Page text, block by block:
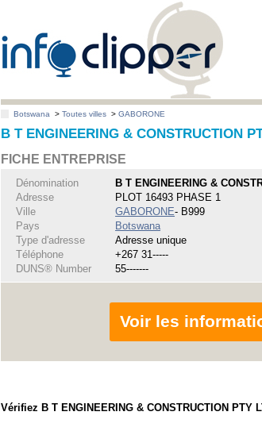
Botswana >Toutes villes >GABORONE
B T ENGINEERING & CONSTRUCTION
FICHE ENTREPRISE
Dénomination
B T ENGINEERING &
Adresse
PLOT 16493 PHASE 1
Ville
GABORONE- B999
Pays
Botswana
Type d'adresse
Adresse unique
Téléphone
+267 31-----
DUNS® Number
55-------
Voir les
Vérifiez B T ENGINEERING & CONSTRUCTION PTY